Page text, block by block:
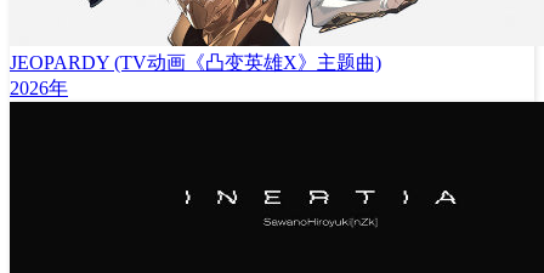
JEOPARDY (TV动画《凸变英雄X》主题曲)
2026年